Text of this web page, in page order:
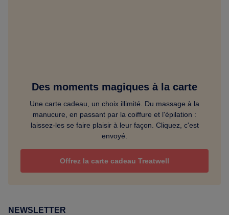
Des moments magiques à la carte
Une carte cadeau, un choix illimité. Du massage à la
manucure, en passant par la coiffure et l'épilation :
laissez-les se faire plaisir à leur façon. Cliquez, c'est
envoyé.
Offrez la carte cadeau Treatwell
NEWSLETTER